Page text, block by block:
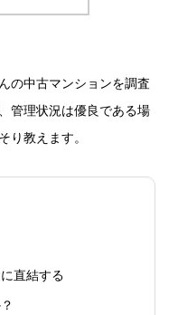
の中古マンションを調査
管理状況は優良である場
り教えます。
直結する